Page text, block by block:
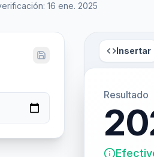
: 16 ene. 2025
Insertar
Resultado